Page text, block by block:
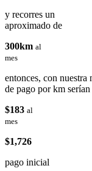
y recorres un
aproximado de
300km al
mes
entonces, con nuestra
de pago por km serían
$183 al
mes
$1,726
pago inicial